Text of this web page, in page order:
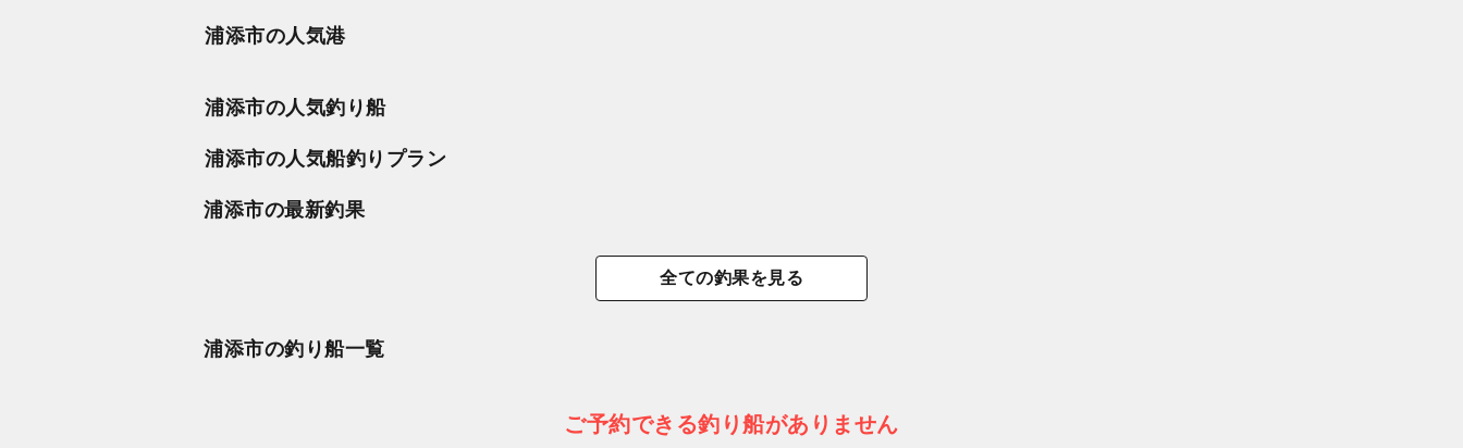
浦添市の人気港
浦添市の人気釣り船
浦添市の人気船釣りプラン
浦添市の最新釣果
全ての釣果を見る
浦添市の釣り船一覧
ご予約できる釣り船がありません